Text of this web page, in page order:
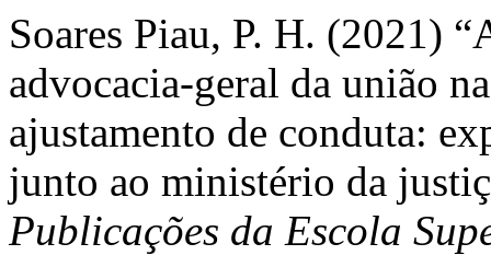
Soares Piau, P. H. (2021)
advocacia-geral da união
ajustamento de conduta:
junto ao ministério da
Publicações da Escola